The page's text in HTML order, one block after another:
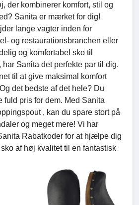
der kombinerer komfort, stil og
Sanita er mærket for dig!
lange vagter inden for
og restaurationsbranchen eller
og komfortabel sko til
har Sanita det perfekte par til dig.
til at give maksimal komfort
det bedste af det hele? Du
fuld pris for dem. Med Sanita
, kan du spare stort på
og meget mere! Vi har
Rabatkoder for at hjælpe dig
af høj kvalitet til en fantastisk